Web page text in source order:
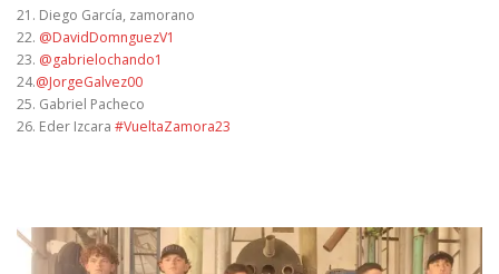
21. Diego García, zamorano
22. @DavidDomnguezV1
23. @gabrielochando1
24.@JorgeGalvez00
25. Gabriel Pacheco
26. Eder Izcara #VueltaZamora23